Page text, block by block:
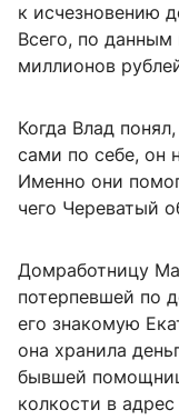
к исчезновению
Всего, по
миллионов
Когда Влад
сами по себе, он
Именно они
чего Череватый
Домработницу
потерпевшей по
его знакомую
она хранила
бывшей
колкости в адрес